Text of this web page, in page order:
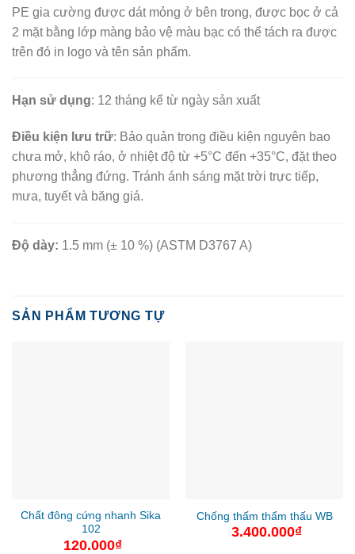
PE gia cường được dát mỏng ở bên trong, được bọc ở cả
2 mặt bằng lớp màng bảo vệ màu bạc có thể tách ra được
trên đó in logo và tên sản phẩm.
Hạn sử dụng: 12 tháng kể từ ngày sản xuất
Điều kiện lưu trữ: Bảo quản trong điều kiện nguyên bao
chưa mở, khô ráo, ở nhiệt độ từ +5°C đến +35°C, đặt theo
phương thẳng đứng. Tránh ánh sáng mặt trời trực tiếp,
mưa, tuyết và băng giá.
Độ dày: 1.5 mm (± 10 %) (ASTM D3767 A)
SẢN PHẨM TƯƠNG TỰ
Chất đông cứng nhanh Sika
102
120.000₫
Chống thấm thẩm thấu WB
3.400.000₫